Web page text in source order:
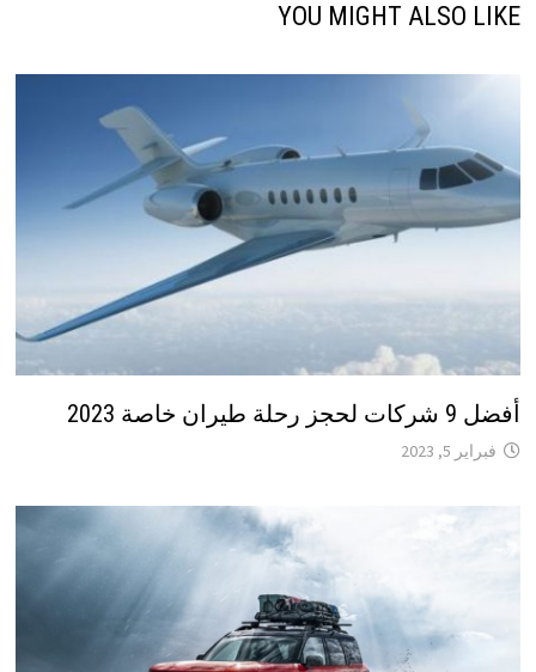
YOU MIGHT ALSO LIKE
أفضل 9 شركات لحجز رحلة طيران خاصة 2023
فبراير 5, 2023